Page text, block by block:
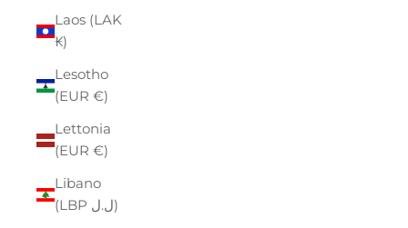
Laos (LAK
₭)
Lesotho
(EUR €)
Lettonia
(EUR €)
Libano
(LBP ل.ل)